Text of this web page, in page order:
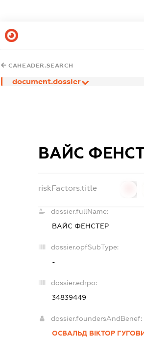
CAHEADER.SEARCH
document.dossier
ВАЙС
riskFactors.title
dossier.fullName:
ВАЙС ФЕНСТЕР
dossier.opfSubType:
-
dossier.edrpo:
34839449
dossier.foundersAndBenef:
ОСВАЛЬД ВІКТОР